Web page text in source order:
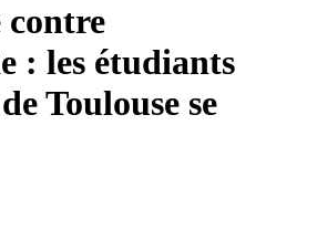
: les étudiants
Toulouse se